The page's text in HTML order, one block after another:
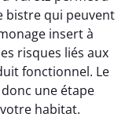
bistre qui peuvent
insert à
risques liés aux
fonctionnel. Le
une étape
habitat.